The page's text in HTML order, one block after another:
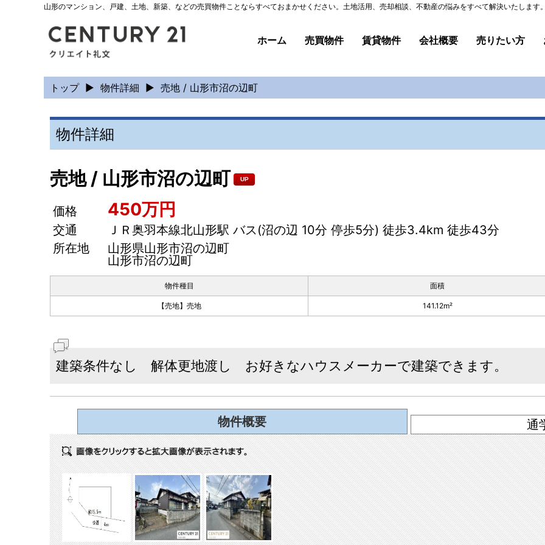
山形のマンション、戸建、土地、新築、などの売買物件ことならすべておまかせください。土地活用、売却相談、不動産の悩みをすべて解決いたします
ホーム 売買物件 賃貸物件 会社概要 売りたい方
トップ ▶ 物件詳細 ▶ 売地 / 山形市沼の辺町
物件詳細
売地 / 山形市沼の辺町 UP
価格 450万円
交通
ＪＲ奥羽本線北山形駅 バス(沼の辺 10分 停歩5分) 徒歩3.4km 徒歩43分
所在地
山形県山形市沼の辺町
山形市沼の辺町
物件種目 面積
【売地】売地 141.12m²
建築条件なし 解体更地渡し お好きなハウスメーカーで建築できます。
物件概要 通